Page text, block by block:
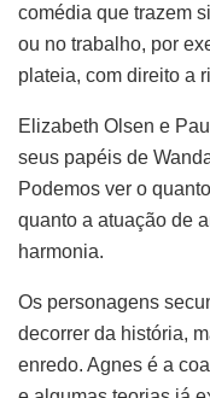
comédia que trazem
ou no trabalho, por
plateia, com direito a
Elizabeth Olsen e
seus papéis de
Podemos ver o
quanto a atuação de
harmonia.
Os personagens
decorrer da história,
enredo. Agnes é a